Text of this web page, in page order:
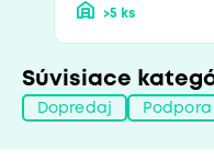
>5 ks
Súvisiace
Dopredaj